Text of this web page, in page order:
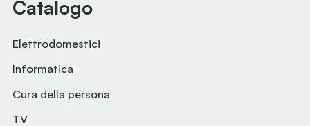
Catalogo
Elettrodomestici
Informatica
Cura della persona
TV